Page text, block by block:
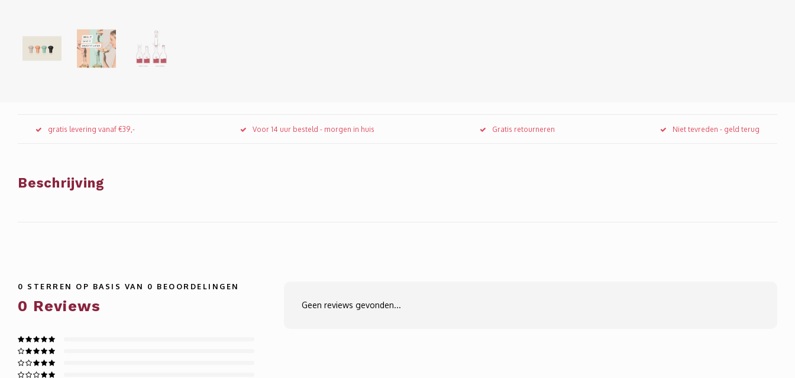
gratis levering vanaf €39,- Voor 14 uur besteld - morgen in huis Gratis retourneren Niet tevreden - geld terug
Beschrijving
0 STERREN OP BASIS VAN 0 BEOORDELINGEN
0 Reviews Geen reviews gevonden...